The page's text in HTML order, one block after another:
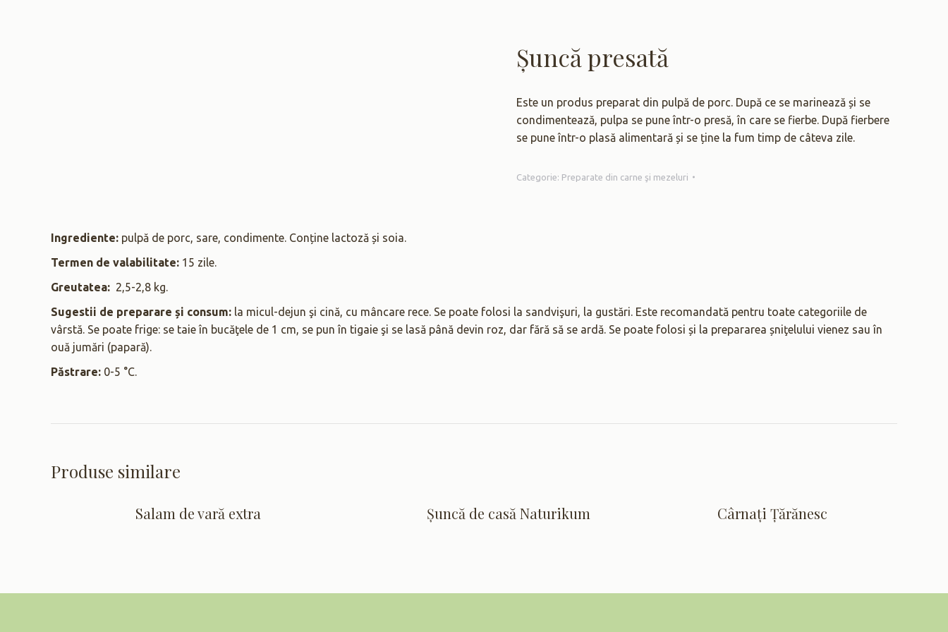
Șuncă presată
Este un produs preparat din pulpă de porc. După ce se marinează și se
condimentează, pulpa se pune într-o presă, în care se fierbe. După fierbere
se pune într-o plasă alimentară și se ține la fum timp de câteva zile.
Categorie: Preparate din carne şi mezeluri
Ingrediente: pulpă de porc, sare, condimente. Conține lactoză și soia.
Termen de valabilitate: 15 zile.
Greutatea: 2,5-2,8 kg.
Sugestii de preparare și consum: la micul-dejun şi cină, cu mâncare rece. Se poate folosi la sandvişuri, la gustări. Este recomandată pentru toate categoriile de
vârstă. Se poate frige: se taie în bucăţele de 1 cm, se pun în tigaie şi se lasă până devin roz, dar fără să se ardă. Se poate folosi și la prepararea șniţelului vienez sau în
ouă jumări (papară).
Păstrare: 0-5 °C.
Produse similare
Salam de vară extra Șuncă de casă Naturikum Cârnați Țărănesc